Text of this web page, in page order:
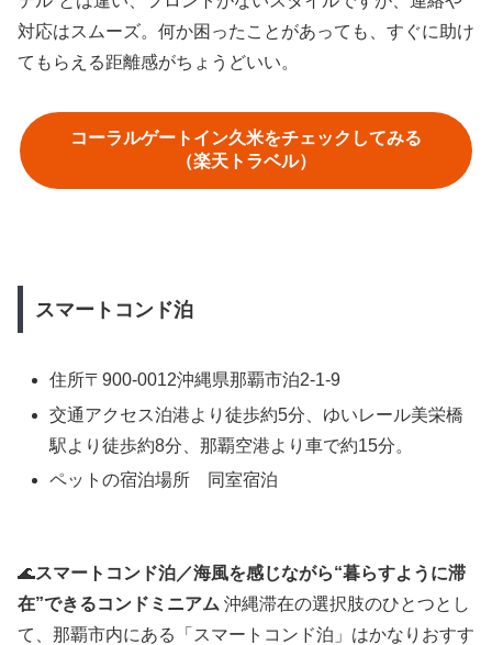
対応はスムーズ。何か困ったことがあっても、すぐに助け
てもらえる距離感がちょうどいい。
コーラルゲートイン久米をチェックしてみる
（楽天トラベル）
スマートコンド泊
住所〒900-0012沖縄県那覇市泊2-1-9
交通アクセス泊港より徒歩約5分、ゆいレール美栄橋
駅より徒歩約8分、那覇空港より車で約15分。
ペットの宿泊場所 同室宿泊
🌊スマートコンド泊／海風を感じながら“暮らすように滞
在”できるコンドミニアム 沖縄滞在の選択肢のひとつとし
て、那覇市内にある「スマートコンド泊」はかなりおすす